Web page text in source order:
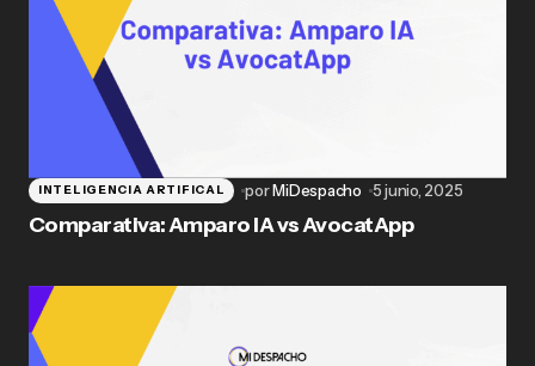
INTELIGENCIA ARTIFICAL porMiDespacho 5 junio, 2025
Comparativa: Amparo IA vs AvocatApp